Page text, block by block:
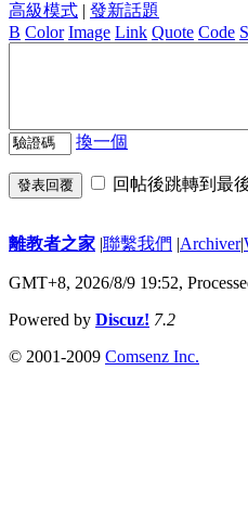
高級模式 | 發新話題
B Color Image Link Quote Code
換一個
發表回覆 回帖後跳轉到最
離教者之家 |聯繫我們 |Archiver|
GMT+8, 2026/8/9 19:52,
Powered by Discuz! 7.2
© 2001-2009 Comsenz Inc.